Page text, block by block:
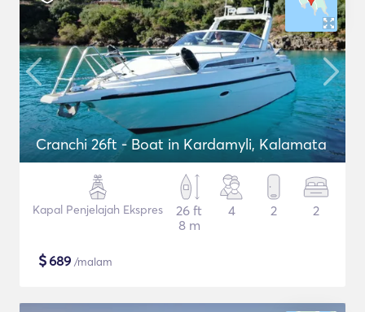
Cranchi 26ft - Boat in Kardamyli, Kalamata
Kapal Penjelajah Ekspres
26 ft
8 m
4 2 2
$689 /malam